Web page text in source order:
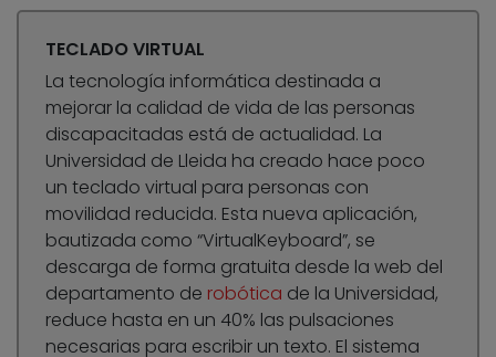
TECLADO VIRTUAL
La tecnología informática destinada a
mejorar la calidad de vida de las personas
discapacitadas está de actualidad. La
Universidad de Lleida ha creado hace poco
un teclado virtual para personas con
movilidad reducida. Esta nueva aplicación,
bautizada como “VirtualKeyboard”, se
descarga de forma gratuita desde la web del
departamento de robótica de la Universidad,
reduce hasta en un 40% las pulsaciones
necesarias para escribir un texto. El sistema